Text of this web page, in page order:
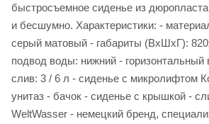
быстросъемное сиденье из
и бесшумно. Характеристики: -
серый матовый - габариты (ВхШхГ):
подвод воды: нижний - горизонтальный
слив: 3 / 6 л - сиденье с микролифтом
унитаз - бачок - сиденье с крышкой -
WeltWasser - немецкий бренд,